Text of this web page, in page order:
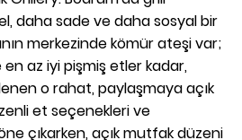
daha sade ve daha sosyal bir
merkezinde kömür ateşi var;
az iyi pişmiş etler kadar,
o rahat, paylaşmaya açık
et seçenekleri ve
çıkarken, açık mutfak düzeni